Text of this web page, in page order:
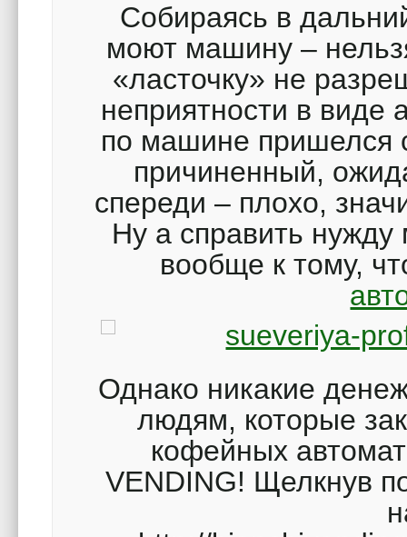
Собираясь в
моют машину –
«ласточку» не
неприятности в виде
по машине пришелся
причиненный,
спереди – плохо,
Ну а справить
вообще к тому,
Однако никакие
людям, которые
кофейных
VENDING! Щелкнув